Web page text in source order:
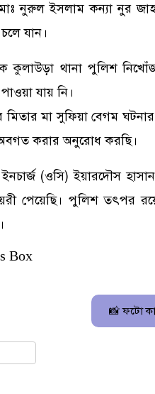
মোঃ নুরুল ইসলাম কন্যা নুর
যান।
থানা পুলিশ নিখোঁজ
যায় নি।
মা সুফিয়া বেগম
করার অনুরোধ করছি।
(ওসি) ইয়ারদৌস হাসান
পেয়েছি। পুলিশ তৎপর
Box
📸 ফটো